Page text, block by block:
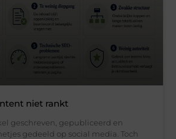
niet rankt
geschreven, gepubliceerd en
gedeeld op social media. Toch